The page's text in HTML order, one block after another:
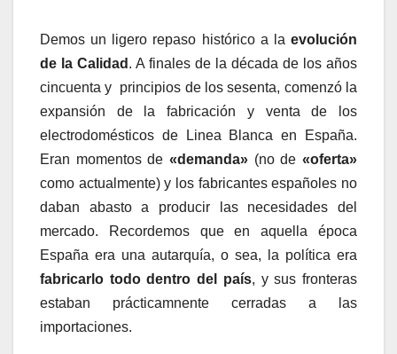
Demos un ligero repaso histórico a la evolución
de la Calidad . A finales de la década de los años
cincuenta y principios de los sesenta, comenzó la
expansión de la fabricación y venta de los
electrodomésticos de Linea Blanca en España.
Eran momentos de «demanda» (no de «oferta»
como actualmente) y los fabricantes españoles no
daban abasto a producir las necesidades del
mercado. Recordemos que en aquella época
España era una autarquía, o sea, la política era
fabricarlo todo dentro del país, y sus fronteras
estaban prácticamnente cerradas a las
importaciones.